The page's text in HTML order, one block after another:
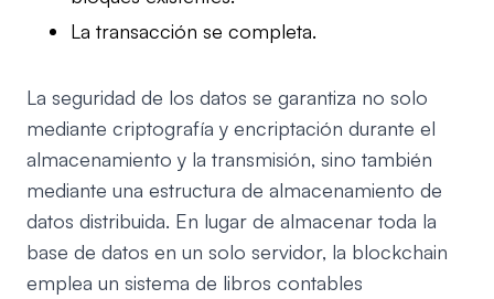
La transacción se completa.
La seguridad de los datos se garantiza no solo
mediante criptografía y encriptación durante el
almacenamiento y la transmisión, sino también
mediante una estructura de almacenamiento de
datos distribuida. En lugar de almacenar toda la
base de datos en un solo servidor, la blockchain
emplea un sistema de libros contables